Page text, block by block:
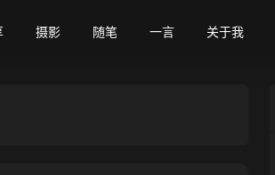
摄影 随笔 一言 关于我